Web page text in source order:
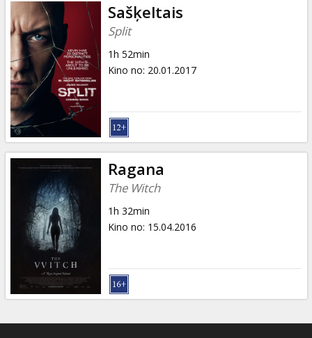
Sašķeltais
Split
1h 52min
Kino no: 20.01.2017
Ragana
The Witch
1h 32min
Kino no: 15.04.2016